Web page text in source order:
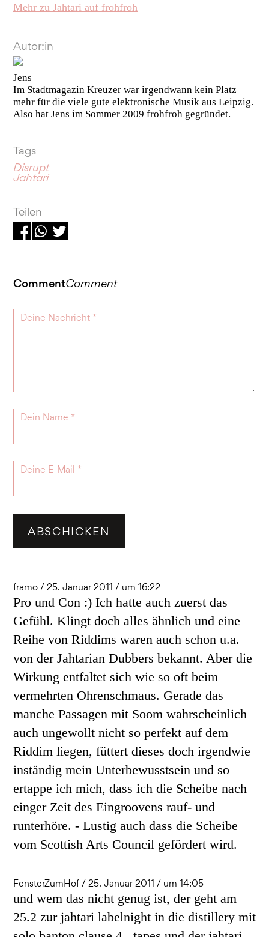
Autor:in
Jens
Im Stadtmagazin Kreuzer war irgendwann kein Platz
mehr für die viele gute elektronische Musik aus Leipzig.
Also hat Jens im Sommer 2009 frohfroh gegründet.
Tags
Disrupt
Jahtari
Teilen
Mehr zu Jahtari auf frohfroh
CommentComment
framo / 25. Januar 2011 / um 16:22
Pro und Con :) Ich hatte auch zuerst das
Gefühl. Klingt doch alles ähnlich und eine
Reihe von Riddims waren auch schon u.a.
von der Jahtarian Dubbers bekannt. Aber die
Wirkung entfaltet sich wie so oft beim
vermehrten Ohrenschmaus. Gerade das
manche Passagen mit Soom wahrscheinlich
auch ungewollt nicht so perfekt auf dem
Riddim liegen, füttert dieses doch irgendwie
inständig mein Unterbewusstsein und so
ertappe ich mich, dass ich die Scheibe nach
einger Zeit des Eingroovens rauf- und
runterhöre. - Lustig auch dass die Scheibe
vom Scottish Arts Council gefördert wird.
FensterZumHof / 25. Januar 2011 / um 14:05
und wem das nicht genug ist, der geht am
25.2 zur jahtari labelnight in die distillery mit